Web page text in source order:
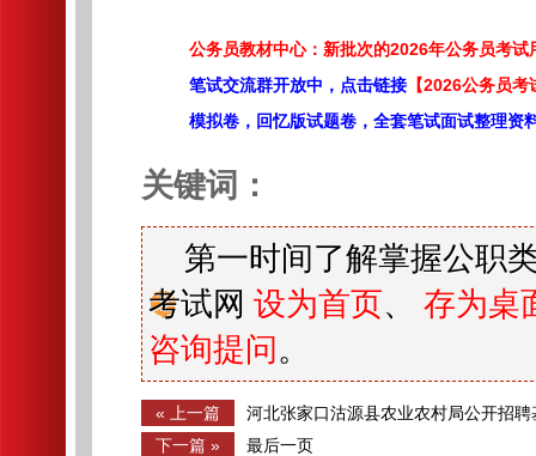
公务员教材中心：新批次的2026年公务员考试
笔试交流群开放中，点击链接 【2026公务员
模拟卷，回忆版试题卷，全套笔试面试整理资
关键词：
第一时间了解掌握公职
考试网 设为首页、 存为桌
咨询提问 。
« 上一篇 河北张家口沽源县农业农村局公开招
员拟聘用名单公示
下一篇 » 最后一页